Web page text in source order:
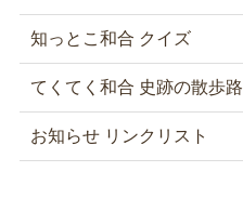
知っとこ和合 クイズ
てくてく和合 史跡の散歩路
お知らせ リンクリスト